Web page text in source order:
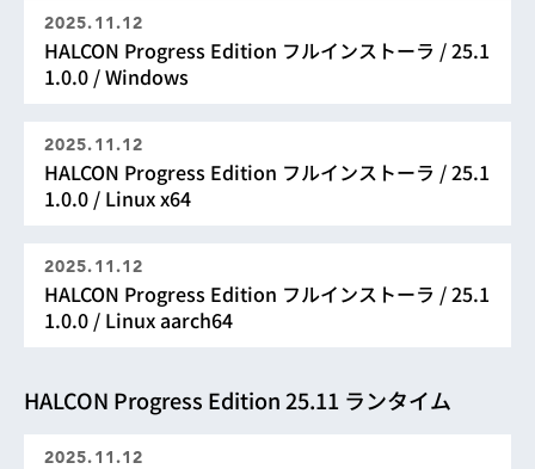
2025.11.12
HALCON Progress Edition フルインストーラ / 25.1
1.0.0 / Windows
2025.11.12
HALCON Progress Edition フルインストーラ / 25.1
1.0.0 / Linux x64
2025.11.12
HALCON Progress Edition フルインストーラ / 25.1
1.0.0 / Linux aarch64
HALCON Progress Edition 25.11 ランタイム
2025.11.12